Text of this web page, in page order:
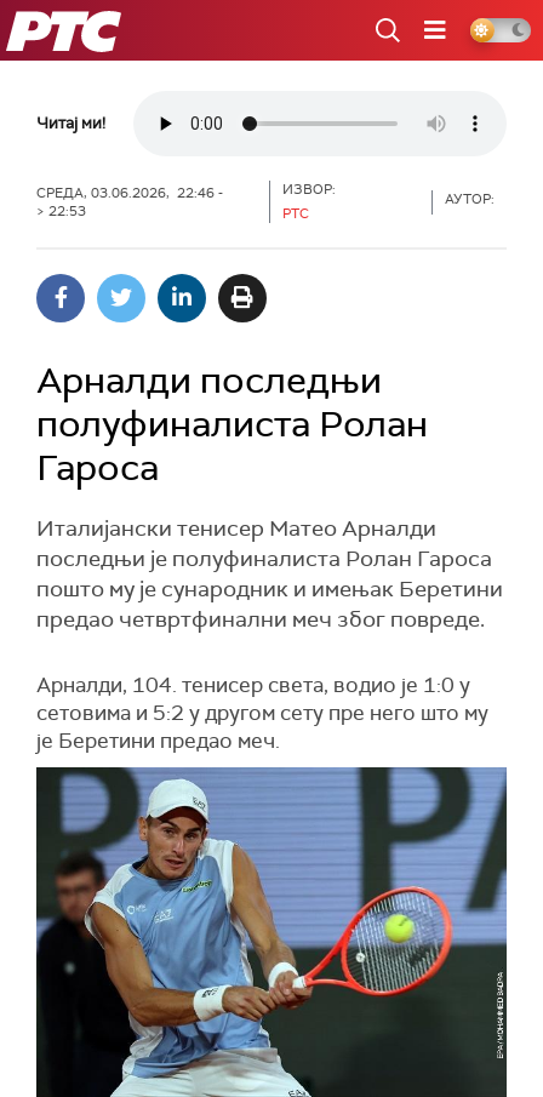
РТС
Читај ми!
СРЕДА, 03.06.2026, 22:46 -
> 22:53
ИЗВОР:
РТС
АУТОР:
Арналди последњи
полуфиналиста Ролан
Гароса
Италијански тенисер Матео Арналди
последњи је полуфиналиста Ролан Гароса
пошто му је сународник и имењак Беретини
предао четвртфинални меч због повреде.
Арналди, 104. тенисер света, водио је 1:0 у
сетовима и 5:2 у другом сету пре него што му
је Беретини предао меч.